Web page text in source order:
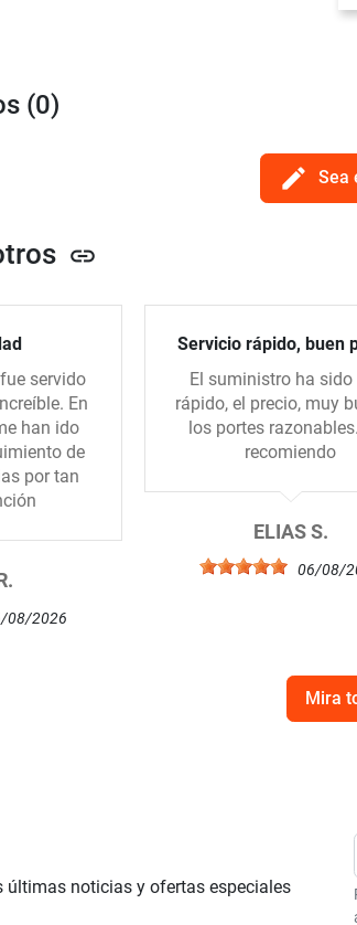
(0)
edit Sea
link
servido
En
han ido
de
por tan
08/2026
Servicio rápido, buen
El suministro ha
rápido, el precio, muy
los portes
recomiendo
ELIAS S.
06/08/
Mira
últimas noticias y ofertas especiales